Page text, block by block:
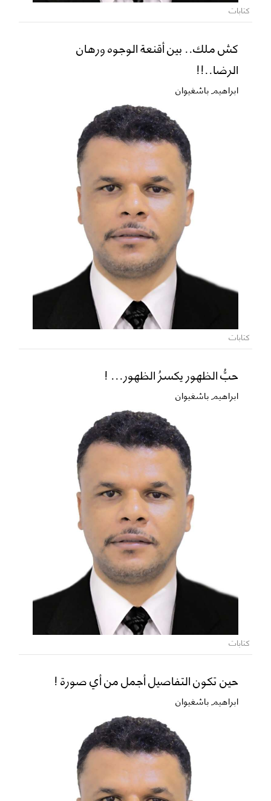
كتابات
كش ملك.. بين أقنعة الوجوه ورهان
الرضا..!!
ابراهيم باشغيوان
كتابات
حبُّ الظهور يكسرُ الظهور... !
ابراهيم باشغيوان
كتابات
حين تكون التفاصيل أجمل من أي صورة !
ابراهيم باشغيوان